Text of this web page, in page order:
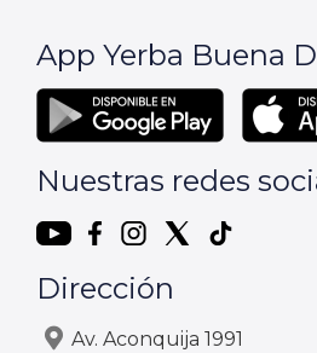
App Yerba Buena
Nuestras redes
Dirección
Av. Aconquija 1991